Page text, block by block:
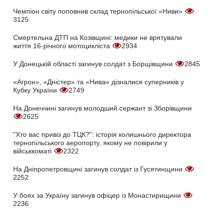
Чемпіон світу поповнив склад тернопільської «Ниви»
3125
Смертельна ДТП на Козівщині: медики не врятували
життя 16-річного мотоцикліста
2934
У Донецькій області загинув солдат з Борщівщини 2845
«Агрон», «Дністер» та «Нива» дізналися суперників у
Кубку України
2749
На Донеччині загинув молодший сержант зі Зборівщини
2625
"Хто вас привіз до ТЦК?": історія колишнього директора
тернопільського аеропорту, якому не повірили у
військкоматі
2322
На Дніпропетровщині загинув солдат із Гусятинщини
2252
У боях за Україну загинув офіцер із Монастирищини
2236